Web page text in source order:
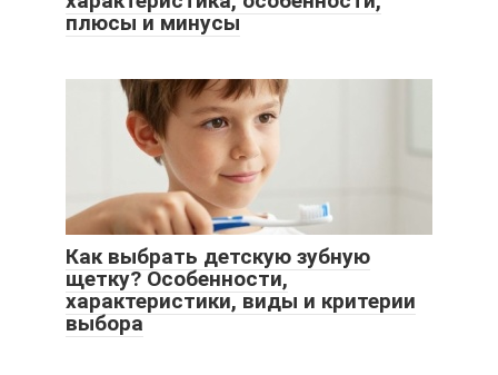
плюсы и минусы
Как выбрать детскую зубную
щетку? Особенности,
характеристики, виды и критерии
выбора